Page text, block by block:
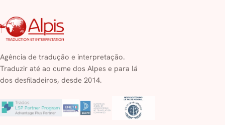
Agência de tradução e interpretação.
Traduzir até ao cume dos Alpes e para lá
dos desfiladeiros, desde 2014.